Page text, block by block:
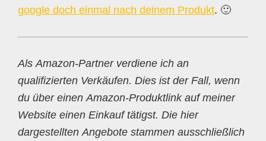
google doch einmal nach deinem Produkt. 🙂
Als Amazon-Partner verdiene ich an
qualifizierten Verkäufen. Dies ist der Fall, wenn
du über einen Amazon-Produktlink auf meiner
Website einen Einkauf tätigst. Die hier
dargestellten Angebote stammen ausschließlich